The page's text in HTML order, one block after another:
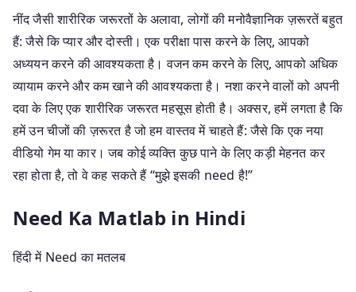
नींद जैसी शारीरिक जरूरतों के अलावा, लोगों की मनोवैज्ञानिक ज़रूरतें बहुत
हैं: जैसे कि प्यार और दोस्ती। एक परीक्षा पास करने के लिए, आपको
अध्ययन करने की आवश्यकता है। वजन कम करने के लिए, आपको अधिक
व्यायाम करने और कम खाने की आवश्यकता है। नशा करने वालों को अपनी
दवा के लिए एक शारीरिक जरूरत महसूस होती है। अक्सर, हमें लगता है कि
हमें उन चीजों की ज़रूरत है जो हम वास्तव में चाहते हैं: जैसे कि एक नया
वीडियो गेम या कार। जब कोई व्यक्ति कुछ पाने के लिए कड़ी मेहनत कर
रहा होता है, तो वे कह सकते हैं “मुझे इसकी need है!”
Need Ka Matlab in Hindi
हिंदी में Need का मतलब